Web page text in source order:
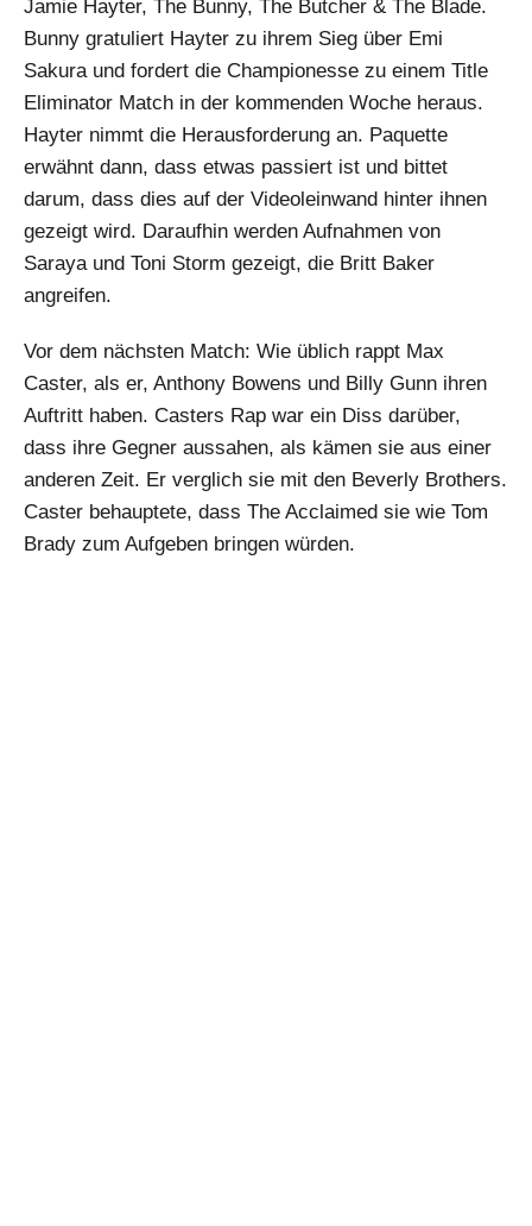
Jamie Hayter, The Bunny, The Butcher & The Blade.
Bunny gratuliert Hayter zu ihrem Sieg über Emi
Sakura und fordert die Championesse zu einem Title
Eliminator Match in der kommenden Woche heraus.
Hayter nimmt die Herausforderung an. Paquette
erwähnt dann, dass etwas passiert ist und bittet
darum, dass dies auf der Videoleinwand hinter ihnen
gezeigt wird. Daraufhin werden Aufnahmen von
Saraya und Toni Storm gezeigt, die Britt Baker
angreifen.
Vor dem nächsten Match: Wie üblich rappt Max
Caster, als er, Anthony Bowens und Billy Gunn ihren
Auftritt haben. Casters Rap war ein Diss darüber,
dass ihre Gegner aussahen, als kämen sie aus einer
anderen Zeit. Er verglich sie mit den Beverly Brothers.
Caster behauptete, dass The Acclaimed sie wie Tom
Brady zum Aufgeben bringen würden.